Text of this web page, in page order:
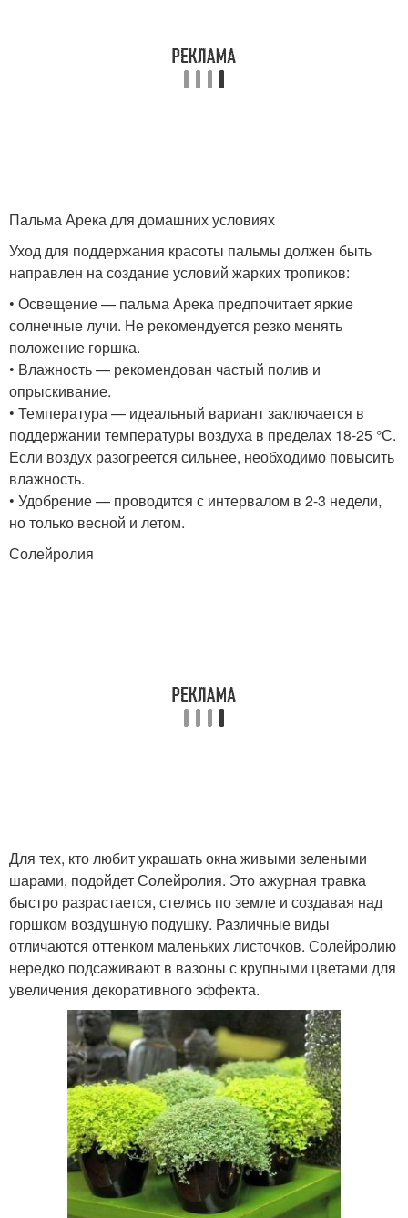
Пальма Арека для домашних условиях
Уход для поддержания красоты пальмы должен быть
направлен на создание условий жарких тропиков:
• Освещение — пальма Арека предпочитает яркие
солнечные лучи. Не рекомендуется резко менять
положение горшка.
• Влажность — рекомендован частый полив и
опрыскивание.
• Температура — идеальный вариант заключается в
поддержании температуры воздуха в пределах 18-25 °С.
Если воздух разогреется сильнее, необходимо повысить
влажность.
• Удобрение — проводится с интервалом в 2-3 недели,
но только весной и летом.
Солейролия
Для тех, кто любит украшать окна живыми зелеными
шарами, подойдет Солейролия. Это ажурная травка
быстро разрастается, стелясь по земле и создавая над
горшком воздушную подушку. Различные виды
отличаются оттенком маленьких листочков. Солейролию
нередко подсаживают в вазоны с крупными цветами для
увеличения декоративного эффекта.